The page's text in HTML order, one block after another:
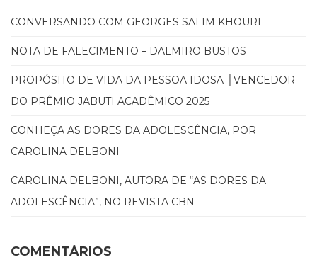
CONVERSANDO COM GEORGES SALIM KHOURI
NOTA DE FALECIMENTO – DALMIRO BUSTOS
PROPÓSITO DE VIDA DA PESSOA IDOSA │VENCEDOR
DO PRÊMIO JABUTI ACADÊMICO 2025
CONHEÇA AS DORES DA ADOLESCÊNCIA, POR
CAROLINA DELBONI
CAROLINA DELBONI, AUTORA DE “AS DORES DA
ADOLESCÊNCIA”, NO REVISTA CBN
COMENTÁRIOS